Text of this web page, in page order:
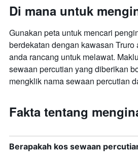
Di mana untuk
Gunakan peta untuk mencari
berdekatan dengan kawasan Truro
anda rancang untuk melawat.
sewaan percutian yang diberikan
mengklik nama sewaan percutian
Fakta tentang
Berapakah kos sewaan